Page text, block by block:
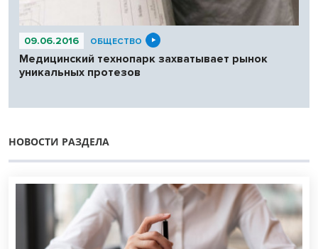
09.06.2016 ОБЩЕСТВО
Медицинский технопарк захватывает рынок
уникальных протезов
НОВОСТИ РАЗДЕЛА